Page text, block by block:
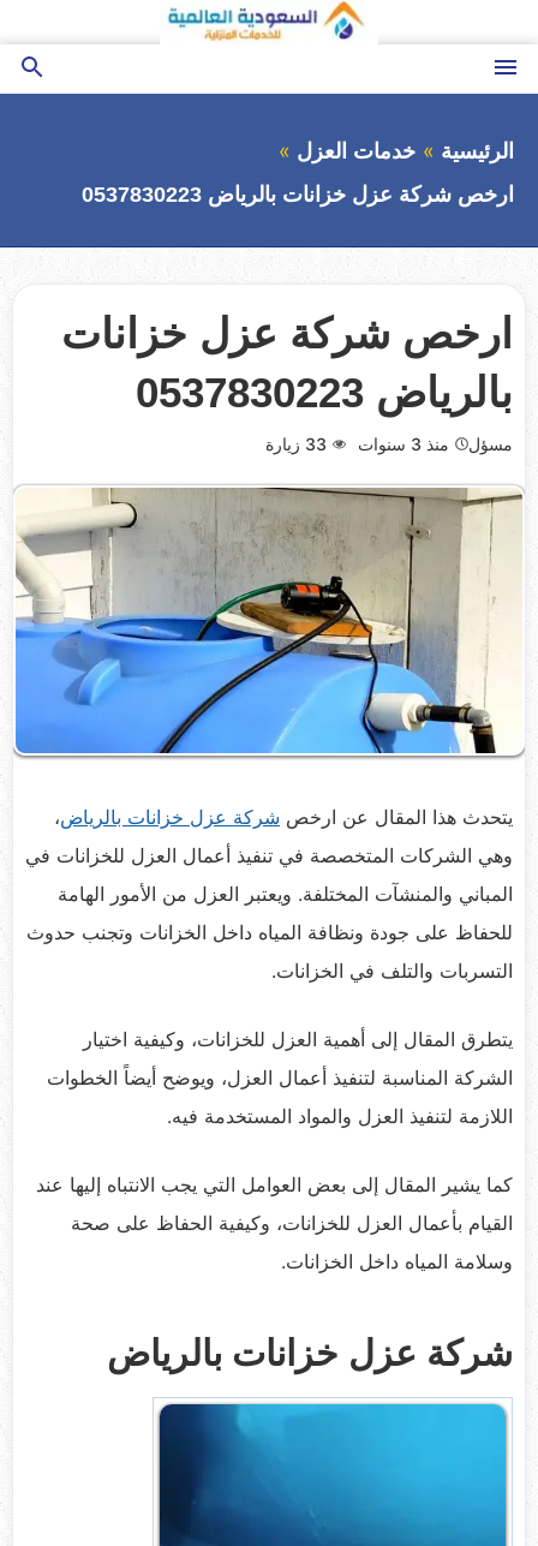
إلى
المحتوى
القائمة
بحث
الرئيسية
خدمات العزل
ارخص شركة عزل خزانات بالرياض 0537830223
ارخص شركة عزل خزانات
بالرياض 0537830223
مسؤل منذ 3 سنوات 33 زيارة
يتحدث هذا المقال عن ارخص شركة عزل خزانات بالرياض،
وهي الشركات المتخصصة في تنفيذ أعمال العزل للخزانات في
المباني والمنشآت المختلفة. ويعتبر العزل من الأمور الهامة
للحفاظ على جودة ونظافة المياه داخل الخزانات وتجنب حدوث
التسربات والتلف في الخزانات.
يتطرق المقال إلى أهمية العزل للخزانات، وكيفية اختيار
الشركة المناسبة لتنفيذ أعمال العزل، ويوضح أيضاً الخطوات
اللازمة لتنفيذ العزل والمواد المستخدمة فيه.
كما يشير المقال إلى بعض العوامل التي يجب الانتباه إليها عند
القيام بأعمال العزل للخزانات، وكيفية الحفاظ على صحة
وسلامة المياه داخل الخزانات.
شركة عزل خزانات بالرياض